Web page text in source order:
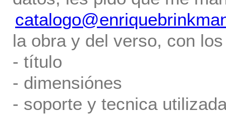
la obra y del verso, con
- título
- dimensiónes
- soporte y tecnica